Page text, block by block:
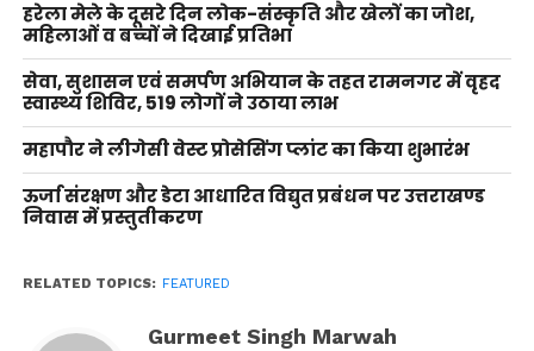
हरेला मेले के दूसरे दिन लोक-संस्कृति और खेलों का जोश,
महिलाओं व बच्चों ने दिखाई प्रतिभा
सेवा, सुशासन एवं समर्पण अभियान के तहत रामनगर में वृहद
स्वास्थ्य शिविर, 519 लोगों ने उठाया लाभ
महापौर ने लीगेसी वेस्ट प्रोसेसिंग प्लांट का किया शुभारंभ
ऊर्जा संरक्षण और डेटा आधारित विद्युत प्रबंधन पर उत्तराखण्ड
निवास में प्रस्तुतीकरण
RELATED TOPICS: FEATURED
Gurmeet Singh Marwah